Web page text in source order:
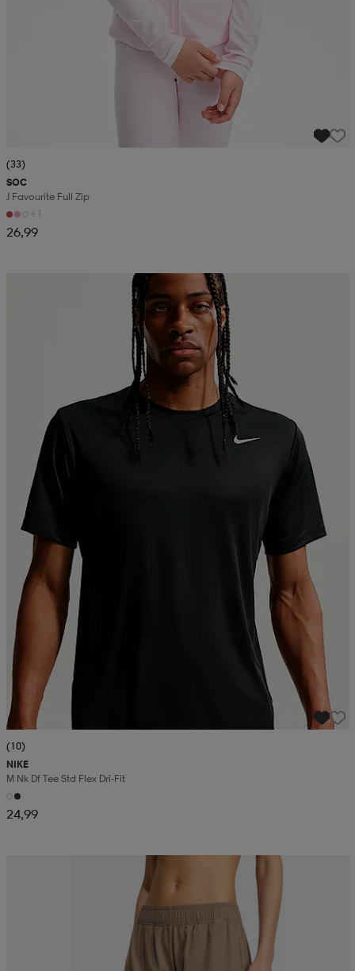
(33)
SOC
J Favourite Full Zip
+1
26,99
(10)
NIKE
M Nk Df Tee Std Flex Dri-Fit
24,99